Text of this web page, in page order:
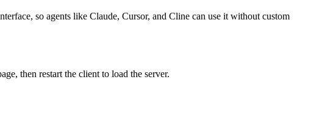
so agents like Claude, Cursor, and Cline can use it without custom
then restart the client to load the server.